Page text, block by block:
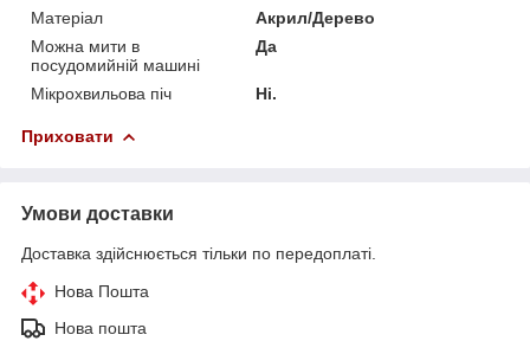
Матеріал
Акрил/Дерево
Можна мити в
посудомийній машині
Да
Мікрохвильова піч Ні.
Приховати
Умови доставки
Доставка здійснюється тільки по передоплаті.
Нова Пошта
Нова пошта